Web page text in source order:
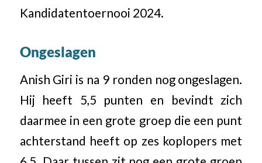
Kandidatentoernooi 2024.
Ongeslagen
Anish Giri is na 9 ronden nog ongeslagen.
Hij heeft 5,5 punten en bevindt zich
daarmee in een grote groep die een punt
achterstand heeft op zes koplopers met